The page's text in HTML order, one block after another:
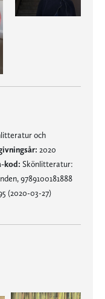
och
2020
kod: Skönlitteratur:
9789100181888
(2020-03-27)